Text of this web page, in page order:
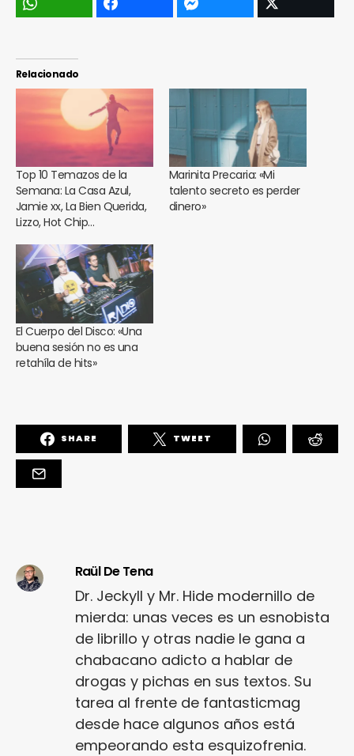
Relacionado
Top 10 Temazos de la
Semana: La Casa Azul,
Jamie xx, La Bien Querida,
Lizzo, Hot Chip…
Marinita Precaria: «Mi
talento secreto es perder
dinero»
El Cuerpo del Disco: «Una
buena sesión no es una
retahíla de hits»
SHARE TWEET
Raül De Tena
Dr. Jeckyll y Mr. Hide modernillo de
mierda: unas veces es un esnobista
de librillo y otras nadie le gana a
chabacano adicto a hablar de
drogas y pichas en sus textos. Su
tarea al frente de fantasticmag
desde hace algunos años está
empeorando esta esquizofrenia.